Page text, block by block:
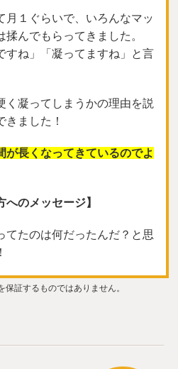
月１ぐらいで、いろんなマッ
んでもらってきました。
すね」「凝ってますね」と言
く凝ってしまうかの理由を説
きました！
が長くなってきているのでよ
へのメッセージ】
てたのは何だったんだ？と思
証するものではありません。